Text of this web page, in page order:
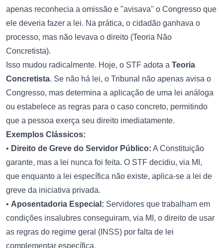
apenas reconhecia a omissão e "avisava" o Congresso que
ele deveria fazer a lei. Na prática, o cidadão ganhava o
processo, mas não levava o direito (Teoria Não
Concretista).
Isso mudou radicalmente. Hoje, o STF adota a Teoria
Concretista. Se não há lei, o Tribunal não apenas avisa o
Congresso, mas determina a aplicação de uma lei análoga
ou estabelece as regras para o caso concreto, permitindo
que a pessoa exerça seu direito imediatamente.
Exemplos Clássicos:
• Direito de Greve do Servidor Público: A Constituição
garante, mas a lei nunca foi feita. O STF decidiu, via MI,
que enquanto a lei específica não existe, aplica-se a lei de
greve da iniciativa privada.
• Aposentadoria Especial: Servidores que trabalham em
condições insalubres conseguiram, via MI, o direito de usar
as regras do regime geral (INSS) por falta de lei
complementar específica.